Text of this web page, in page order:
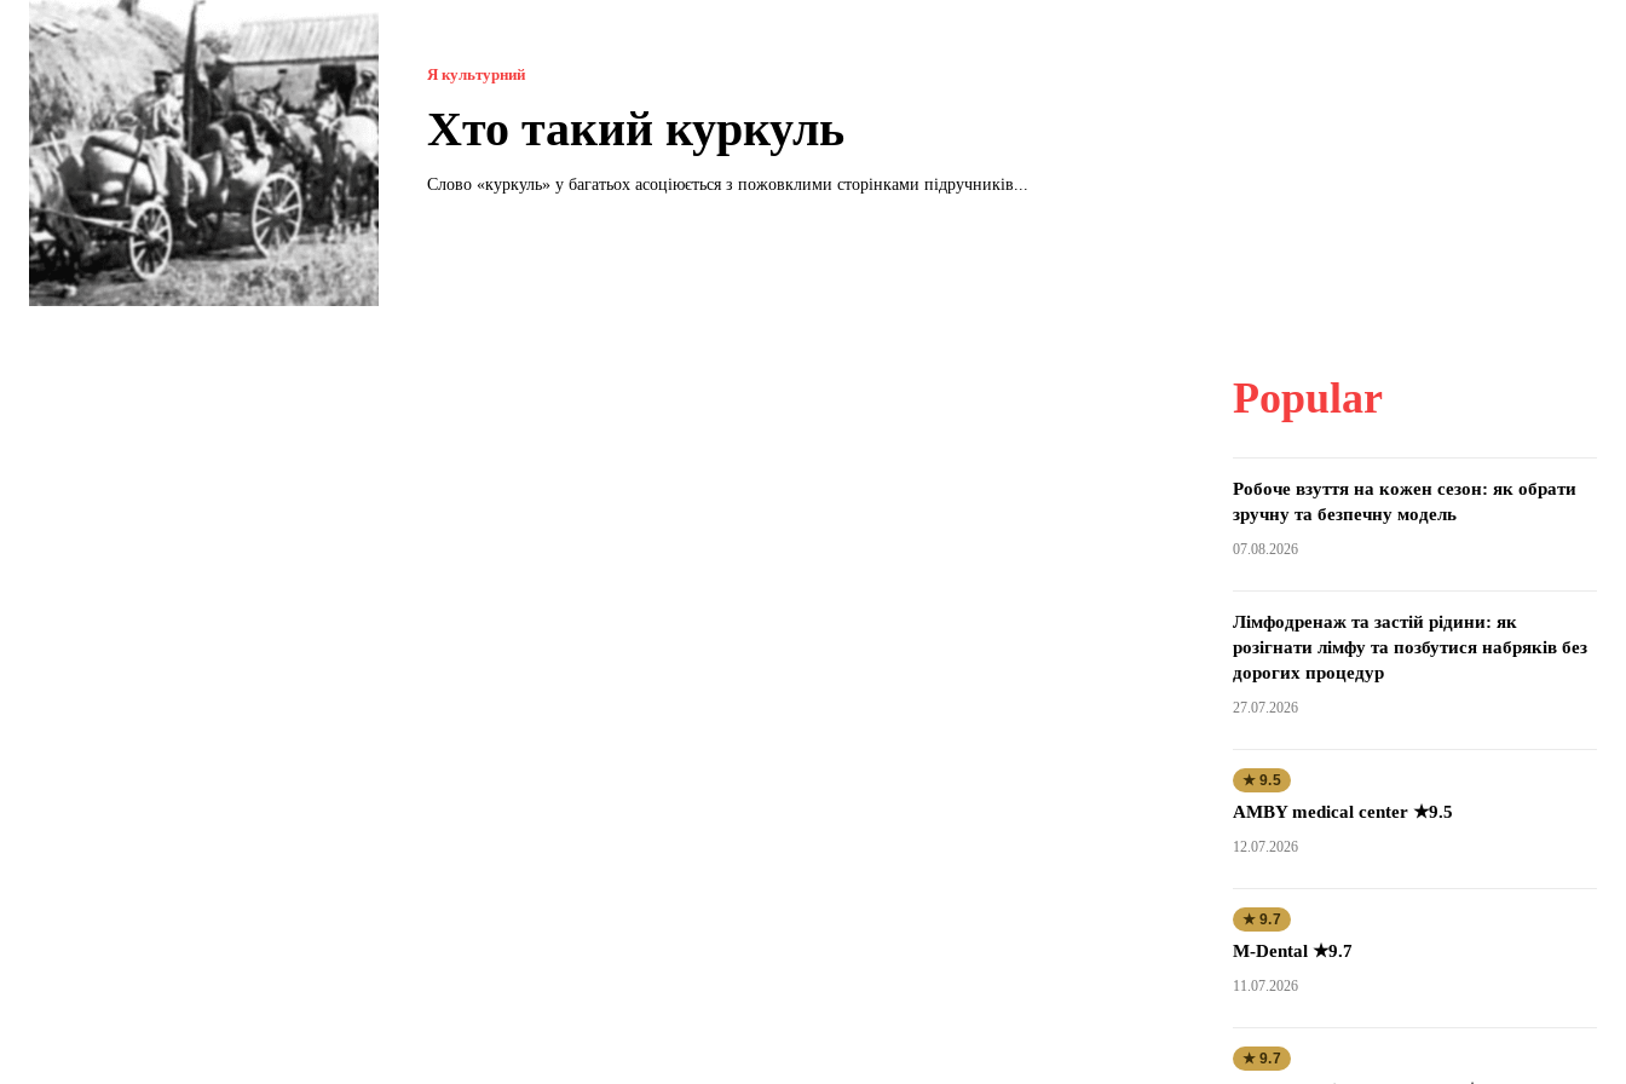
Я культурний
Хто такий куркуль
Слово «куркуль» у багатьох асоціюється з пожовклими сторінками підручників...
Popular
Робоче взуття на кожен сезон: як обрати
зручну та безпечну модель
07.08.2026
Лімфодренаж та застій рідини: як
розігнати лімфу та позбутися набряків без
дорогих процедур
27.07.2026
★ 9.5
AMBY medical center ★9.5
12.07.2026
★ 9.7
M-Dental ★9.7
11.07.2026
★ 9.7